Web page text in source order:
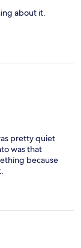
about it.
pretty quiet
was that
because